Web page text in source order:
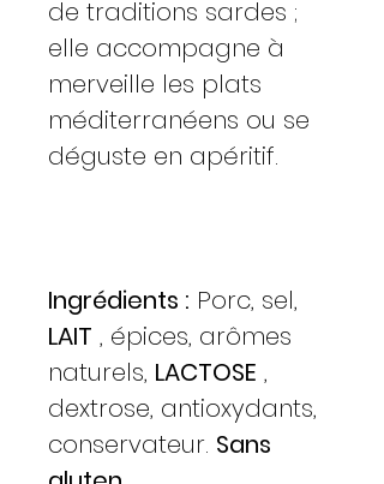
de traditions sardes ;
elle accompagne à
merveille les plats
méditerranéens ou se
déguste en apéritif.
Ingrédients : Porc, sel,
LAIT , épices, arômes
naturels, LACTOSE ,
dextrose, antioxydants,
conservateur. Sans